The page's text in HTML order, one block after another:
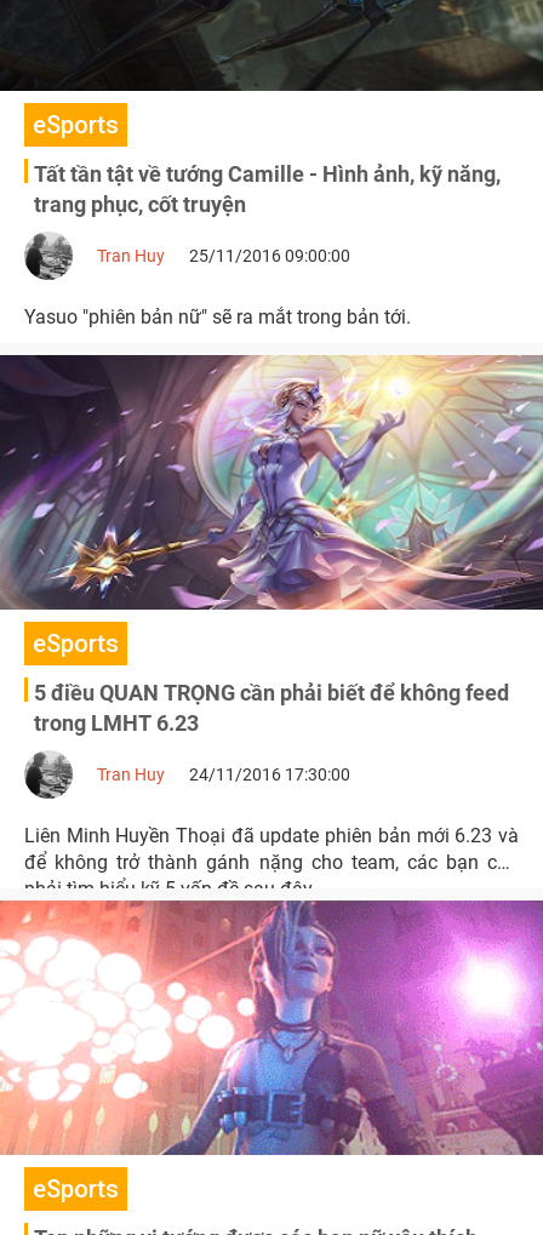
eSports
Tất tần tật về tướng Camille - Hình ảnh, kỹ năng,
trang phục, cốt truyện
Tran Huy 25/11/2016 09:00:00
Yasuo "phiên bản nữ" sẽ ra mắt trong bản tới.
eSports
5 điều QUAN TRỌNG cần phải biết để không feed
trong LMHT 6.23
Tran Huy 24/11/2016 17:30:00
Liên Minh Huyền Thoại đã update phiên bản mới 6.23 và
để không trở thành gánh nặng cho team, các bạn cần
phải tìm hiểu kỹ 5 vấn đề sau đây.
eSports